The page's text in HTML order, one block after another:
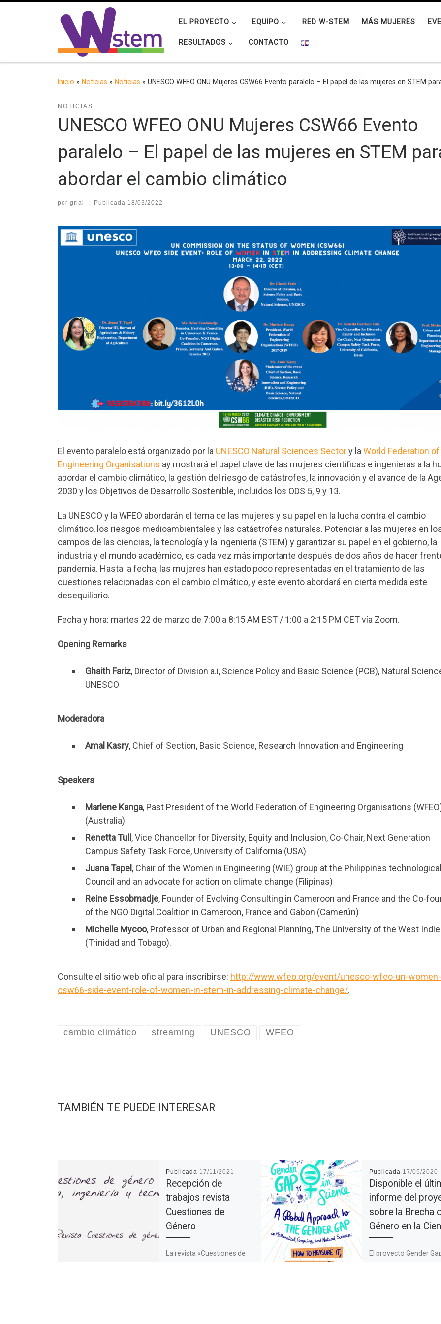
Saltar al contenido
EL PROYECTO EQUIPO RED W-STEM MÁS MUJERES
RESULTADOS CONTACTO
Inicio » Noticias » Noticias » UNESCO WFEO ONU Mujeres CSW66 Evento paralelo – El papel de las mujeres en STEM
NOTICIAS
UNESCO WFEO ONU Mujeres CSW66 Evento
paralelo – El papel de las mujeres en STEM
abordar el cambio climático
por grial Publicada 18/03/2022
El evento paralelo está organizado por la UNESCO Natural Sciences Sectory la World Federation of
Engineering Organisations ay mostrará el papel clave de las mujeres científicas e ingenieras a la
abordar el cambio climático, la gestión del riesgo de catástrofes, la innovación y el avance de la
2030 y los Objetivos de Desarrollo Sostenible, incluidos los ODS 5, 9 y 13.
La UNESCO y la WFEO abordarán el tema de las mujeres y su papel en la lucha contra el cambio
climático, los riesgos medioambientales y las catástrofes naturales. Potenciar a las mujeres en
campos de las ciencias, la tecnología y la ingeniería (STEM) y garantizar su papel en el gobierno, la
industria y el mundo académico, es cada vez más importante después de dos años de hacer
pandemia. Hasta la fecha, las mujeres han estado poco representadas en el tratamiento de las
cuestiones relacionadas con el cambio climático, y este evento abordará en cierta medida este
desequilibrio.
Fecha y hora: martes 22 de marzo de 7:00 a 8:15 AM EST / 1:00 a 2:15 PM CET vía Zoom.
Opening Remarks
Ghaith Fariz, Director of Division a.i, Science Policy and Basic Science (PCB), Natural
UNESCO
Moderadora
Amal Kasry, Chief of Section, Basic Science, Research Innovation and Engineering
Speakers
Marlene Kanga, Past President of the World Federation of Engineering Organisations
(Australia)
Renetta Tull, Vice Chancellor for Diversity, Equity and Inclusion, Co-Chair, Next Generation
Campus Safety Task Force, University of California (USA)
Juana Tapel, Chair of the Women in Engineering (WIE) group at the Philippines technological
Council and an advocate for action on climate change (Filipinas)
Reine Essobmadje, Founder of Evolving Consulting in Cameroon and France and the Co-
of the NGO Digital Coalition in Cameroon, France and Gabon (Camerún)
Michelle Mycoo, Professor of Urban and Regional Planning, The University of the West
(Trinidad and Tobago).
Consulte el sitio web oficial para inscribirse: http://www.wfeo.org/event/unesco-wfeo-un-women-
csw66-side-event-role-of-women-in-stem-in-addressing-climate-change/.
cambio climático streaming UNESCO WFEO
TAMBIÉN TE PUEDE INTERESAR
Publicada 17/11/2021
Recepción de
trabajos revista
Cuestiones de
Género
La revista «Cuestiones de
Publicada 17/05/2020
Disponible el
informe del
sobre la Brecha
Género en la
El proyecto Gender